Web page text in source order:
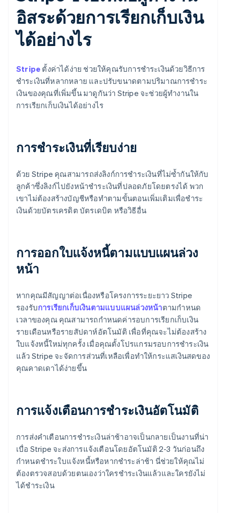
อิสระด้วยการเรียกเก็บเงิน
ได้อย่างไร
Stripe ตั้งค่าได้ง่าย ช่วยให้คุณรับการชำระเงินด้วยวิธีการ
ชำระเงินที่หลากหลาย และปรับขนาดตามปริมาณการชำระ
เงินของคุณที่เพิ่มขึ้น มาดูกันว่า Stripe จะช่วยผู้ทำงานใน
การเรียกเก็บเงินได้อย่างไร
การชําระเงินที่เรียบง่าย
ด้วย Stripe คุณสามารถส่งลิงก์การชำระเงินที่ไม่ซ้ำกันให้กับ
ลูกค้าซึ่งลิงก์ไปยังหน้าชำระเงินที่ปลอดภัยโดยตรงได้ พวก
เขาไม่ต้องสร้างบัญชีหรือทําตามขั้นตอนเพิ่มเติมเพื่อชําระ
เงินด้วยบัตรเครดิต บัตรเดบิต หรือวิธีอื่น
การออกใบแจ้งหนี้ตามแบบแผนล่วง
หน้า
หากคุณมีสัญญาต่อเนื่องหรือโครงการระยะยาว Stripe
รองรับการเรียกเก็บเงินตามแบบแผนล่วงหน้าตามกําหนด
เวลาของคุณ คุณสามารถกำหนดค่ารอบการเรียกเก็บเงิน
รายเดือนหรือรายสัปดาห์อัตโนมัติ เพื่อที่คุณจะไม่ต้องสร้าง
ใบแจ้งหนี้ใหม่ทุกครั้ง เมื่อคุณตั้งโปรแกรมรอบการชำระเงิน
แล้ว Stripe จะจัดการส่วนที่เหลือเพื่อทำให้กระแสเงินสดของ
คุณคาดเดาได้ง่ายขึ้น
การแจ้งเตือนการชําระเงินอัตโนมัติ
การส่งคำเตือนการชำระเงินล่าช้าอาจเป็นกลายเป็นงานที่น่า
เบื่อ Stripe จะส่งการแจ้งเตือนโดยอัตโนมัติ 2-3 วันก่อนถึง
กำหนดชำระใบแจ้งหนี้หรือหากชำระล่าช้า นี่ช่วยให้คุณไม่
ต้องตรวจสอบด้วยตนเองว่าใครชําระเงินแล้วและใครยังไม่
ได้ชําระเงิน